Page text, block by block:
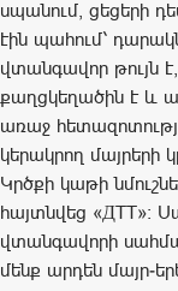
սպանում, ցեցերի
էին պահում՝
վտանգավոր թույն
քաղցկեղածին է և
առաջ
կերակրող մայրերի
Կրծքի կաթի
հայտնվեց «ДТТ»։
վտանգավորի
մենք արդեն մայր-